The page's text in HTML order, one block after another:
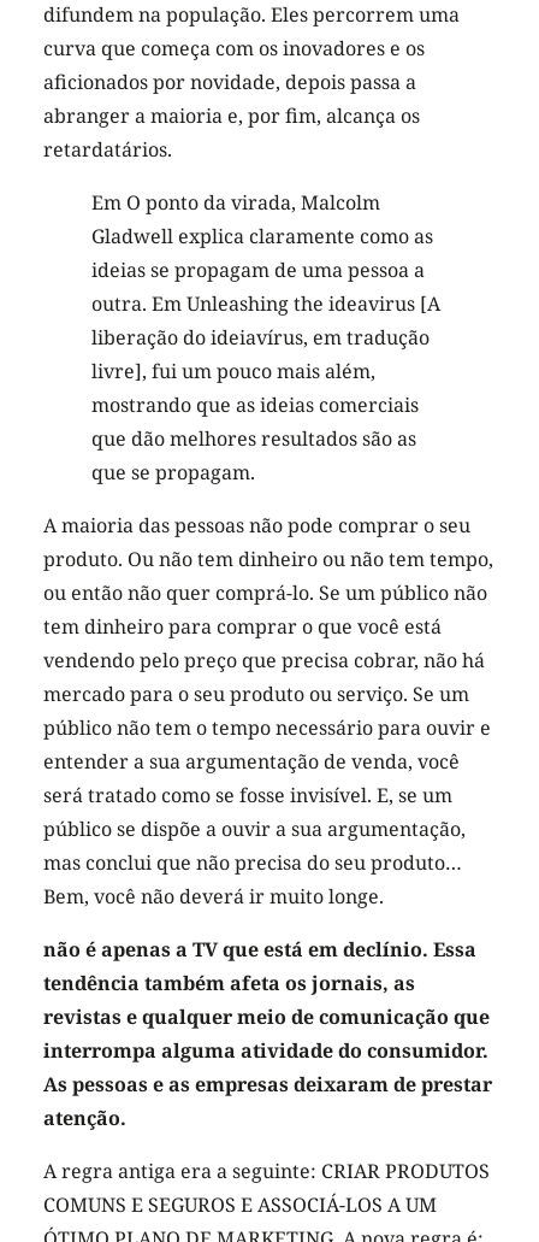
difundem na população. Eles percorrem uma
curva que começa com os inovadores e os
aficionados por novidade, depois passa a
abranger a maioria e, por fim, alcança os
retardatários.
Em O ponto da virada, Malcolm
Gladwell explica claramente como as
ideias se propagam de uma pessoa a
outra. Em Unleashing the ideavirus [A
liberação do ideiavírus, em tradução
livre], fui um pouco mais além,
mostrando que as ideias comerciais
que dão melhores resultados são as
que se propagam.
A maioria das pessoas não pode comprar o seu
produto. Ou não tem dinheiro ou não tem tempo,
ou então não quer comprá-lo. Se um público não
tem dinheiro para comprar o que você está
vendendo pelo preço que precisa cobrar, não há
mercado para o seu produto ou serviço. Se um
público não tem o tempo necessário para ouvir e
entender a sua argumentação de venda, você
será tratado como se fosse invisível. E, se um
público se dispõe a ouvir a sua argumentação,
mas conclui que não precisa do seu produto…
Bem, você não deverá ir muito longe.
não é apenas a TV que está em declínio. Essa
tendência também afeta os jornais, as
revistas e qualquer meio de comunicação que
interrompa alguma atividade do consumidor.
As pessoas e as empresas deixaram de prestar
atenção.
A regra antiga era a seguinte: CRIAR PRODUTOS
COMUNS E SEGUROS E ASSOCIÁ-LOS A UM